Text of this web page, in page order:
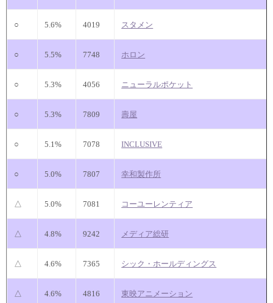
○ 5.6% 4019 スタメン
○ 5.5% 7748 ホロン
○ 5.3% 4056 ニューラルポケット
○ 5.3% 7809 壽屋
○ 5.1% 7078 INCLUSIVE
○ 5.0% 7807 幸和製作所
△ 5.0% 7081 コーユーレンティア
△ 4.8% 9242 メディア総研
△ 4.6% 7365 シック・ホールディングス
△ 4.6% 4816 東映アニメーション